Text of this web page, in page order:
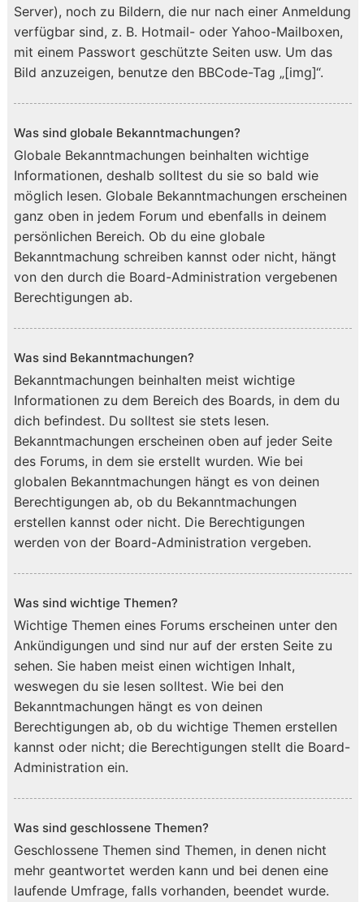
Server), noch zu Bildern, die nur nach einer Anmeldung
verfügbar sind, z. B. Hotmail- oder Yahoo-Mailboxen,
mit einem Passwort geschützte Seiten usw. Um das
Bild anzuzeigen, benutze den BBCode-Tag „[img]“.
Was sind globale Bekanntmachungen?
Globale Bekanntmachungen beinhalten wichtige
Informationen, deshalb solltest du sie so bald wie
möglich lesen. Globale Bekanntmachungen erscheinen
ganz oben in jedem Forum und ebenfalls in deinem
persönlichen Bereich. Ob du eine globale
Bekanntmachung schreiben kannst oder nicht, hängt
von den durch die Board-Administration vergebenen
Berechtigungen ab.
Was sind Bekanntmachungen?
Bekanntmachungen beinhalten meist wichtige
Informationen zu dem Bereich des Boards, in dem du
dich befindest. Du solltest sie stets lesen.
Bekanntmachungen erscheinen oben auf jeder Seite
des Forums, in dem sie erstellt wurden. Wie bei
globalen Bekanntmachungen hängt es von deinen
Berechtigungen ab, ob du Bekanntmachungen
erstellen kannst oder nicht. Die Berechtigungen
werden von der Board-Administration vergeben.
Was sind wichtige Themen?
Wichtige Themen eines Forums erscheinen unter den
Ankündigungen und sind nur auf der ersten Seite zu
sehen. Sie haben meist einen wichtigen Inhalt,
weswegen du sie lesen solltest. Wie bei den
Bekanntmachungen hängt es von deinen
Berechtigungen ab, ob du wichtige Themen erstellen
kannst oder nicht; die Berechtigungen stellt die Board-
Administration ein.
Was sind geschlossene Themen?
Geschlossene Themen sind Themen, in denen nicht
mehr geantwortet werden kann und bei denen eine
laufende Umfrage, falls vorhanden, beendet wurde.